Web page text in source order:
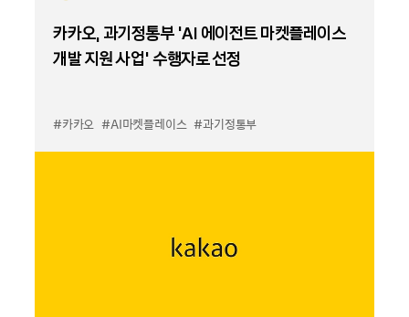
카카오, 과기정통부 ‘AI 에이전트 마켓플레이스
개발 지원 사업’ 수행자로 선정
#카카오 #AI마켓플레이스 #과기정통부